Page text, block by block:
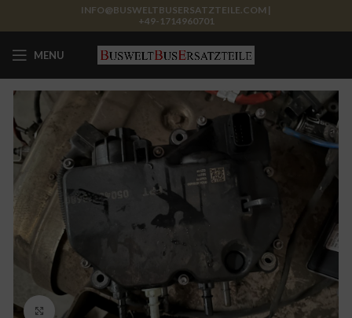
INFO@BUSWELTBUSERSATZTEILE.COM |
+49-1714960701
MENU
Click to enlarge